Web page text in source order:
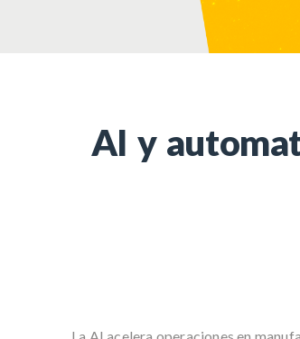
AI y
La AI acelera operaciones en